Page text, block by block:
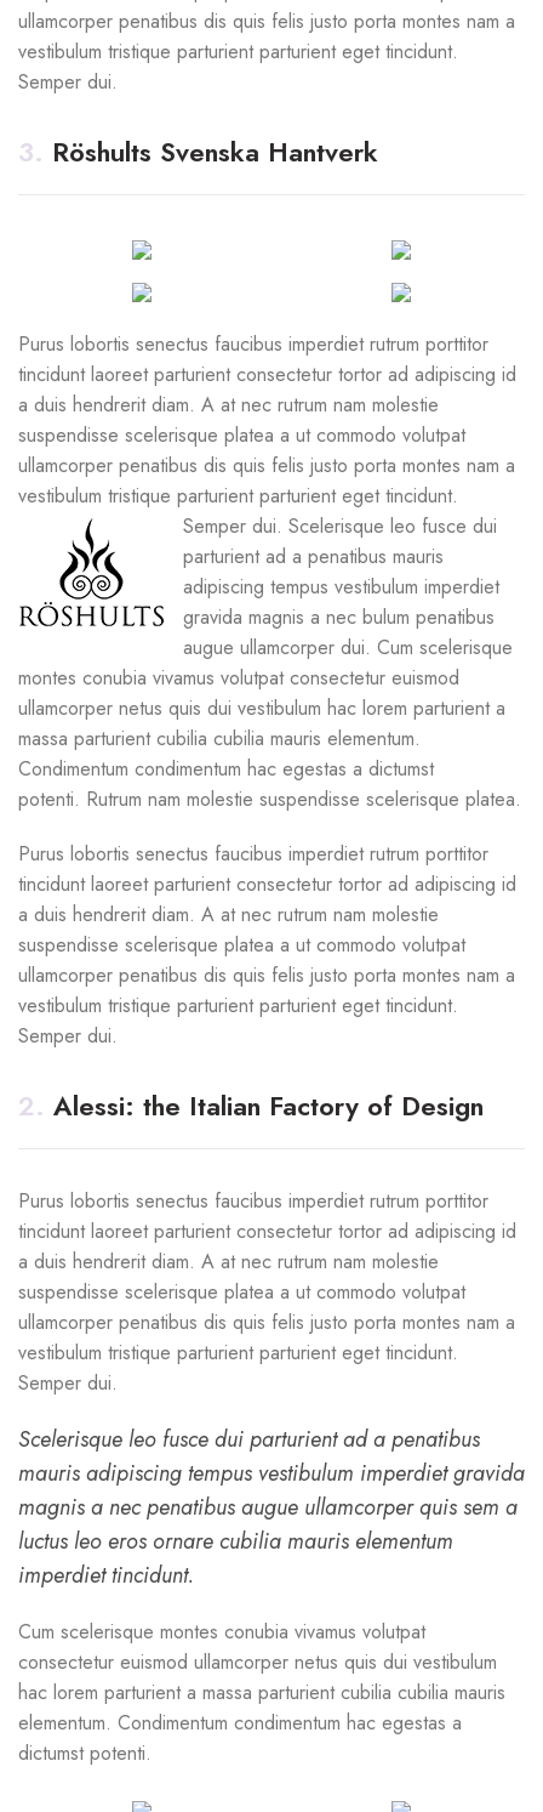
ullamcorper penatibus dis quis felis justo porta montes nam a
vestibulum tristique parturient parturient eget tincidunt.
Semper dui.
3. Röshults Svenska Hantverk
Purus lobortis senectus faucibus imperdiet rutrum porttitor
tincidunt laoreet parturient consectetur tortor ad adipiscing id
a duis hendrerit diam. A at nec rutrum nam molestie
suspendisse scelerisque platea a ut commodo volutpat
ullamcorper penatibus dis quis felis justo porta montes nam a
vestibulum tristique parturient parturient eget tincidunt.
Semper dui. Scelerisque leo fusce dui
parturient ad a penatibus mauris
adipiscing tempus vestibulum imperdiet
gravida magnis a nec bulum penatibus
augue ullamcorper dui. Cum scelerisque
montes conubia vivamus volutpat consectetur euismod
ullamcorper netus quis dui vestibulum hac lorem parturient a
massa parturient cubilia cubilia mauris elementum.
Condimentum condimentum hac egestas a dictumst
potenti. Rutrum nam molestie suspendisse scelerisque platea.
Purus lobortis senectus faucibus imperdiet rutrum porttitor
tincidunt laoreet parturient consectetur tortor ad adipiscing id
a duis hendrerit diam. A at nec rutrum nam molestie
suspendisse scelerisque platea a ut commodo volutpat
ullamcorper penatibus dis quis felis justo porta montes nam a
vestibulum tristique parturient parturient eget tincidunt.
Semper dui.
2. Alessi: the Italian Factory of Design
Purus lobortis senectus faucibus imperdiet rutrum porttitor
tincidunt laoreet parturient consectetur tortor ad adipiscing id
a duis hendrerit diam. A at nec rutrum nam molestie
suspendisse scelerisque platea a ut commodo volutpat
ullamcorper penatibus dis quis felis justo porta montes nam a
vestibulum tristique parturient parturient eget tincidunt.
Semper dui.
Scelerisque leo fusce dui parturient ad a penatibus
mauris adipiscing tempus vestibulum imperdiet gravida
magnis a nec penatibus augue ullamcorper quis sem a
luctus leo eros ornare cubilia mauris elementum
imperdiet tincidunt.
Cum scelerisque montes conubia vivamus volutpat
consectetur euismod ullamcorper netus quis dui vestibulum
hac lorem parturient a massa parturient cubilia cubilia mauris
elementum. Condimentum condimentum hac egestas a
dictumst potenti.